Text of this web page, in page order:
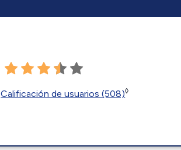
Calificación de usuarios (508)◊